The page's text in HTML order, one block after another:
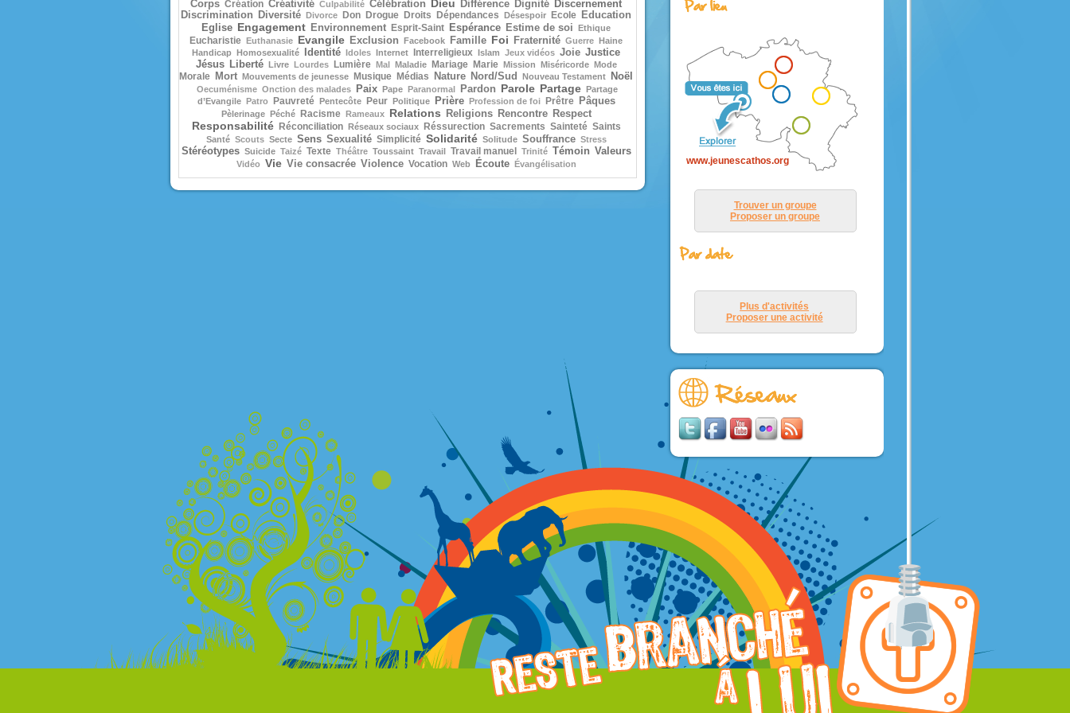
une pour toi, une pour Moïse, et une
pour Élie. »
Il parlait encore,
lorsqu’une nuée lumineuse les couvrit
de son ombre,
et voici que, de la nuée, une voix disait :
« Celui-ci est mon Fils bien-aimé,
en qui je trouve ma joie :
écoutez-le ! »
Quand ils entendirent cela, les
disciples tombèrent face contre terre
et furent saisis d’une grande crainte.
Jésus s’approcha, les toucha et leur dit
:
« Relevez-vous et soyez sans crainte ! »
ils ne virent plus personne,
sinon lui, Jésus, seul.
soit ressuscité d’entre les morts. »
Corps Création Créativité Culpabilité Célébration Dieu Différence Dignité Discernement
Discrimination Diversité Divorce Don Drogue Droits Dépendances Désespoir Ecole Education
Eglise Engagement Environnement Esprit-Saint Espérance Estime de soi Ethique
Eucharistie Euthanasie Evangile Exclusion Facebook Famille Foi Fraternité Guerre Haine
Handicap Homosexualité Identité Idoles Internet Interreligieux Islam Jeux vidéos Joie Justice
Jésus Liberté Livre Lourdes Lumière Mal Maladie Mariage Marie Mission Miséricorde Mode
Morale Mort Mouvements de jeunesse Musique Médias Nature Nord/Sud Nouveau Testament Noël
Oecuménisme Onction des malades Paix Pape Paranormal Pardon Parole Partage Partage
d’Evangile Patro Pauvreté Pentecôte Peur Politique Prière Profession de foi Prêtre Pâques
Pèlerinage Péché Racisme Rameaux Relations Religions Rencontre Respect
Responsabilité Réconciliation Réseaux sociaux Réssurection Sacrements Sainteté Saints
Santé Scouts Secte Sens Sexualité Simplicité Solidarité Solitude Souffrance Stress
Stéréotypes Suicide Taizé Texte Théâtre Toussaint Travail Travail manuel Trinité Témoin Valeurs
Vidéo Vie Vie consacrée Violence Vocation Web Écoute Évangélisation www.jeunescathos.org
Trouver un groupe
Proposer un groupe
Plus d'activités
Proposer une activité